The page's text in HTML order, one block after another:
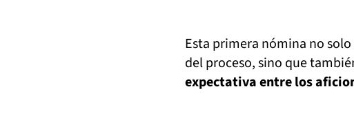
Esta primera nómina no
del proceso, sino que
expectativa entre los